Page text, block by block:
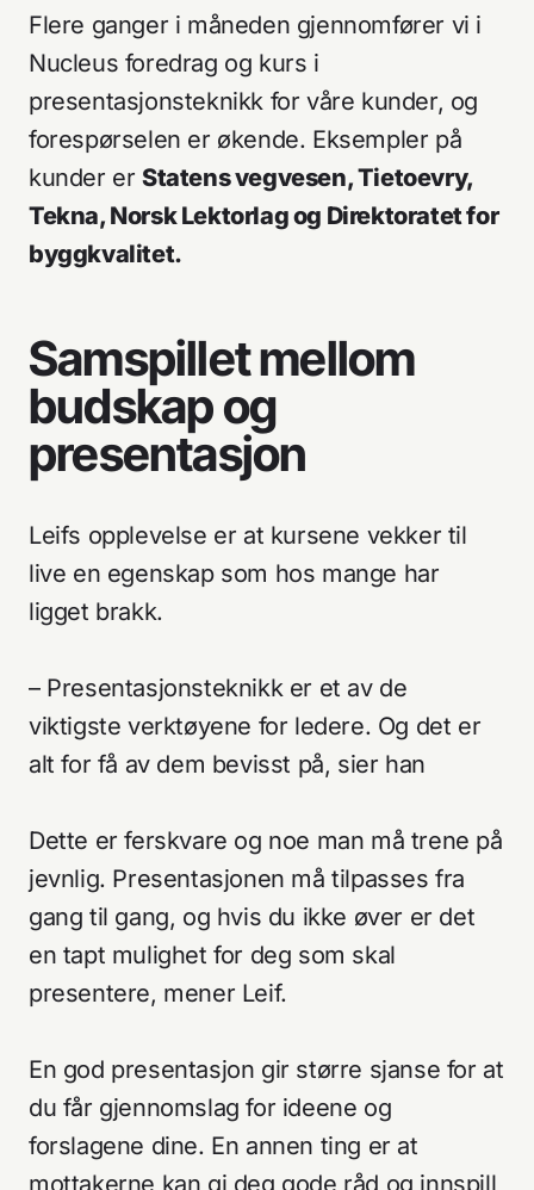
Flere ganger i måneden gjennomfører vi i
Nucleus foredrag og kurs i
presentasjonsteknikk for våre kunder, og
forespørselen er økende. Eksempler på
kunder er Statens vegvesen, Tietoevry,
Tekna, Norsk Lektorlag og Direktoratet for
byggkvalitet.
Samspillet mellom
budskap og
presentasjon
Leifs opplevelse er at kursene vekker til
live en egenskap som hos mange har
ligget brakk.
– Presentasjonsteknikk er et av de
viktigste verktøyene for ledere. Og det er
alt for få av dem bevisst på, sier han
Dette er ferskvare og noe man må trene på
jevnlig. Presentasjonen må tilpasses fra
gang til gang, og hvis du ikke øver er det
en tapt mulighet for deg som skal
presentere, mener Leif.
En god presentasjon gir større sjanse for at
du får gjennomslag for ideene og
forslagene dine. En annen ting er at
Tjenester
Arbeider
Om oss
Aktuelt
0180 Oslo
hei@nucleus.no